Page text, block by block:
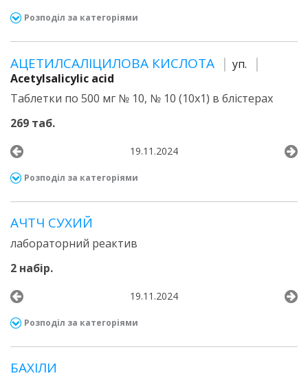
Розподіл за категоріями
АЦЕТИЛСАЛІЦИЛОВА КИСЛОТА
уп.
Acetylsalicylic acid
Таблетки по 500 мг № 10, № 10 (10х1) в блістерах
269 таб.
19.11.2024
Розподіл за категоріями
АЧТЧ СУХИЙ
лабораторний реактив
2 набір.
19.11.2024
Розподіл за категоріями
БАХІЛИ